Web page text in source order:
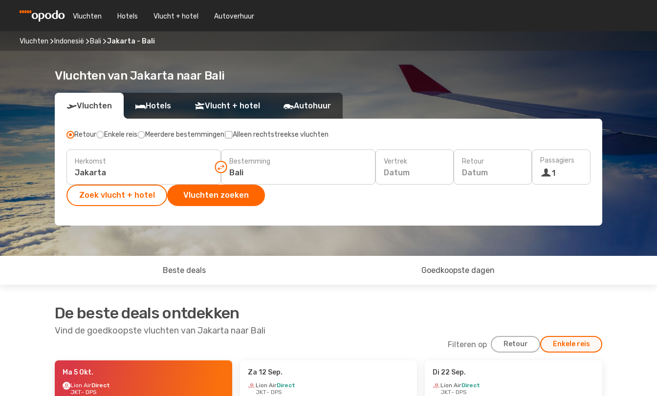
Vluchten Hotels Vlucht + hotel Autoverhuur
Vluchten Indonesië Bali Jakarta - Bali
Vluchten van Jakarta naar Bali
Vluchten Hotels Vlucht + hotel Autohuur
Retour Enkele reis Meerdere bestemmingen Alleen rechtstreekse vluchten
Herkomst Bestemming Vertrek
Datum
Retour
Datum
Passagiers
1
Zoek vlucht + hotel Vluchten zoeken
Beste deals Goedkoopste dagen
De beste deals ontdekken
Vind de goedkoopste vluchten van Jakarta naar Bali
Filteren op Retour Enkele reis
- Ma 21 Sep.
Ma 5 Okt.
Lion AirDirect
JKT- DPS
Za 12 Sep.
Lion AirDirect
JKT- DPS
Di 22 Sep.
Lion AirDirect
JKT- DPS